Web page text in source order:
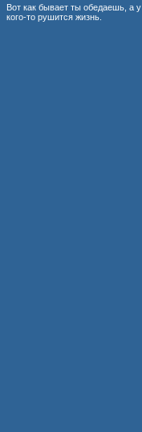
Вот как бывает ты обедаешь, а у
кого-то рушится жизнь.